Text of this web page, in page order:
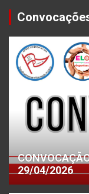
29/04/2026